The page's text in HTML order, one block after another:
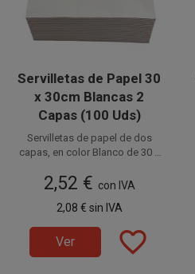
Servilletas de Papel 30
x 30cm Blancas 2
Capas (100 Uds)
Servilletas de papel de dos
capas, en color Blanco de 30 x
Ideales para Degustaciones,
Catering, Fiestas, Restaurantes,
Hostelería y Eventos. Prácticas e
higiénicas.
paquetes de 100 unidades.
2,52 € con IVA
2,08 € sin IVA
Ver favorite_border